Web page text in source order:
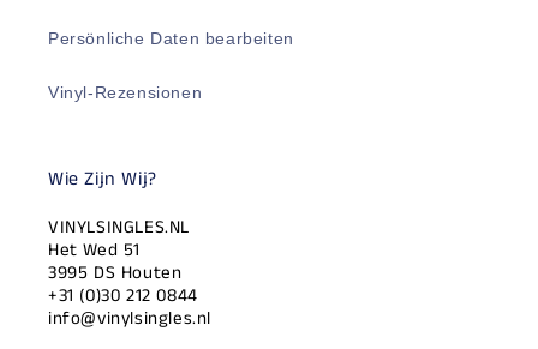
Persönliche Daten bearbeiten
Vinyl-Rezensionen
Wie Zijn Wij?
VINYLSINGLES.NL
Het Wed 51
3995 DS Houten
+31 (0)30 212 0844
info@vinylsingles.nl